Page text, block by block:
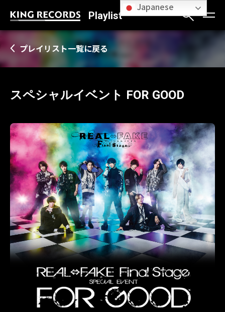
Playlist
プレイリスト一覧に戻る
スペシャルイベント FOR GOOD
Japanese